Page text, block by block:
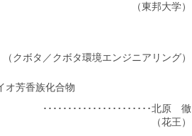
（東邦大学）
（クボタ／クボタ環境エンジニアリング）
オ芳香族化合物
･･････････････････････北原 徹
（花王）